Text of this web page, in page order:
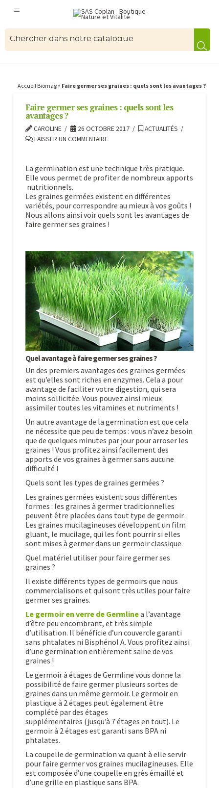
Accueil Biomag » Faire germer ses graines : quels sont les avantages ?
Faire germer ses graines : quels sont les
avantages ?
CAROLINE 26 OCTOBRE 2017
ACTUALITÉS
LAISSER UN COMMENTAIRE
La germination est une technique très pratique.
Elle vous permet de profiter de nombreux apports
nutritionnels.
Les graines germées existent en différentes
variétés, pour correspondre au mieux à vos goûts !
Nous allons ainsi voir quels sont les avantages de
faire germer ses graines !
Quel avantage à faire germer ses graines ?
Un des premiers avantages des graines germées
est qu’elles sont riches en enzymes. Cela a pour
avantage de faciliter votre digestion, qui sera
moins sollicitée. Vous pouvez ainsi mieux
assimiler toutes les vitamines et nutriments !
Un autre avantage de la germination est que cela
ne nécessite que peu de temps : vous n’avez besoin
que de quelques minutes par jour pour arroser les
graines ! Vous profitez ainsi facilement des
apports de vos graines à germer sans aucune
difficulté !
Quels sont les types de graines germées ?
Les graines germées existent sous différentes
formes : les graines à germer traditionnelles
peuvent être placées dans tout type de germoir.
Les graines mucilagineuses développent un film
gluant, le mucilage, qui les font pourrir si elles
sont mises à germer dans un germoir classique.
Quel matériel utiliser pour faire germer ses
graines ?
Il existe différents types de germoirs que nous
commercialisons et qui sont très utiles pour faire
germer ses graines.
Le germoir en verre de Germlinea l’avantage
d’être peu encombrant, et très simple
d’utilisation. Il bénéficie d’un couvercle garanti
sans phtalates ni Bisphénol A. Vous profitez ainsi
d’une germination entièrement saine de vos
graines !
Le germoir à étages de Germline vous donne la
possibilité de faire germer plusieurs sortes de
graines dans un même germoir. Le germoir en
plastique à 2 étages peut également être
complété par des étages
supplémentaires (jusqu’à 7 étages en tout). Le
germoir à 2 étages est garanti sans BPA ni
phtalates.
La coupelle de germination va quant à elle servir
pour faire germer vos graines mucilagineuses. Elle
est composée d’une coupelle en grès émaillé et
d’une grille en plastique sans BPA.